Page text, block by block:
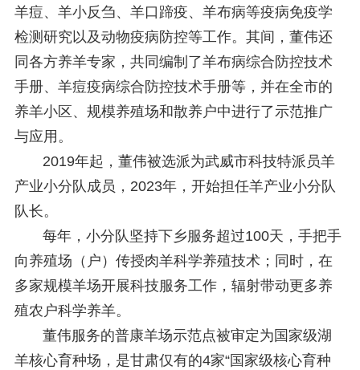
羊痘、羊小反刍、羊口蹄疫、羊布病等疫病免疫学
检测研究以及动物疫病防控等工作。其间，董伟还
同各方养羊专家，共同编制了羊布病综合防控技术
手册、羊痘疫病综合防控技术手册等，并在全市的
养羊小区、规模养殖场和散养户中进行了示范推广
与应用。
2019年起，董伟被选派为武威市科技特派员羊
产业小分队成员，2023年，开始担任羊产业小分队
队长。
每年，小分队坚持下乡服务超过100天，手把手
向养殖场（户）传授肉羊科学养殖技术；同时，在
多家规模羊场开展科技服务工作，辐射带动更多养
殖农户科学养羊。
董伟服务的普康羊场示范点被审定为国家级湖
羊核心育种场，是甘肃仅有的4家“国家级核心育种